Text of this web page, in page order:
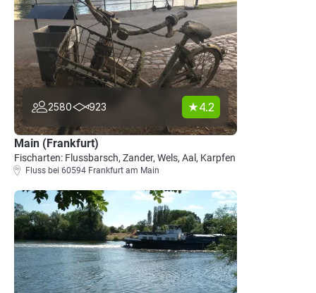
2580 923 4.2
Main (Frankfurt)
Fischarten: Flussbarsch, Zander, Wels, Aal, Karpfen
Fluss bei 60594 Frankfurt am Main